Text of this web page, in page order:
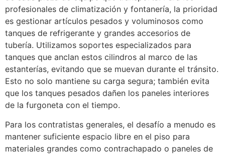
profesionales de climatización y fontanería, la prioridad
es gestionar artículos pesados y voluminosos como
tanques de refrigerante y grandes accesorios de
tubería. Utilizamos soportes especializados para
tanques que anclan estos cilindros al marco de las
estanterías, evitando que se muevan durante el tránsito.
Esto no solo mantiene su carga segura; también evita
que los tanques pesados dañen los paneles interiores
de la furgoneta con el tiempo.
Para los contratistas generales, el desafío a menudo es
mantener suficiente espacio libre en el piso para
materiales grandes como contrachapado o paneles de